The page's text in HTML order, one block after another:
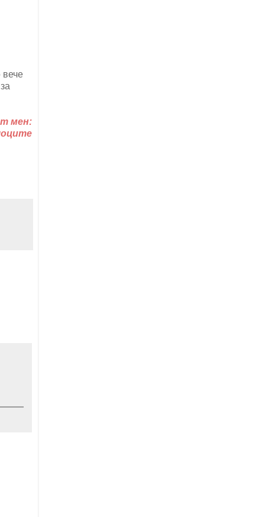
вече
мен: